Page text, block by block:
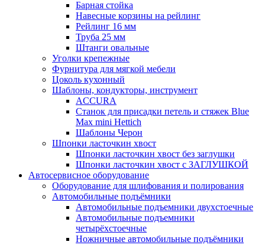
Барная стойка
Навесные корзины на рейлинг
Рейлинг 16 мм
Труба 25 мм
Штанги овальные
Уголки крепежные
Фурнитура для мягкой мебели
Цоколь кухонный
Шаблоны, кондукторы, инструмент
ACCURA
Станок для присадки петель и стяжек Blue
Max mini Hettich
Шаблоны Черон
Шпонки ласточкин хвост
Шпонки ласточкин хвост без заглушки
Шпонки ласточкин хвост с ЗАГЛУШКОЙ
Автосервисное оборудование
Оборудование для шлифования и полирования
Автомобильные подъёмники
Автомобильные подъемники двухстоечные
Автомобильные подъемники
четырёхстоечные
Ножничные автомобильные подъёмники